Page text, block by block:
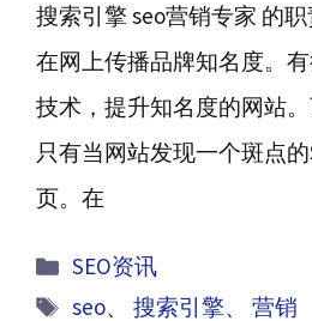
搜索引擎 seo营销专家 的
在网上传播品牌知名度。
技术，提升知名度的网站
只有当网站发现一个斑点
页。在
分
SEO资讯
标
seo、搜索引擎、营销